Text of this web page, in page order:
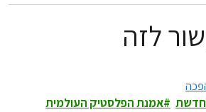
לזה
אמנת הפלסטיק העולמית